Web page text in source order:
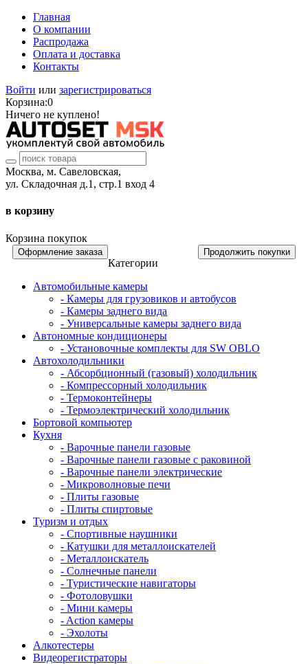
Главная
О компании
Распродажа
Оплата и доставка
Контакты
Войти или зарегистрироваться
Корзина:0
Ничего не куплено!
Москва, м. Савеловская,
ул. Складочная д.1, стр.1 вход 4
в корзину
Корзина покупок
Оформление заказа Продолжить покупки
Категории
Автомобильные камеры
- Камеры для грузовиков и автобусов
- Камеры заднего вида
- Универсальные камеры заднего вида
Автономные кондиционеры
- Установочные комплекты для SW OBLO
Автохолодильники
- Абсорбционный (газовый) холодильник
- Компрессорный холодильник
- Термоконтейнеры
- Термоэлектрический холодильник
Бортовой компьютер
Кухня
- Варочные панели газовые
- Варочные панели газовые с раковиной
- Варочные панели электрические
- Микроволновые печи
- Плиты газовые
- Плиты спиртовые
Туризм и отдых
- Cпортивные наушники
- Катушки для металлоискателей
- Металлоискатель
- Солнечные панели
- Туристические навигаторы
- Фотоловушки
- Мини камеры
- Action камеры
- Эхолоты
Алкотестеры
Видеорегистраторы